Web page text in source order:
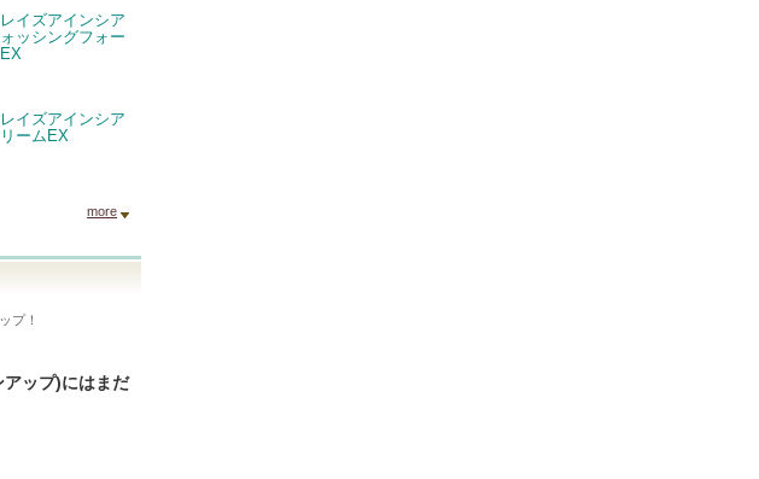
イズアインシア
ッシングフォー
イズアインシア
ームEX
more
プ！
ップ)にはまだ